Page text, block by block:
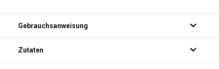
Gebrauchsanweisung
Zutaten